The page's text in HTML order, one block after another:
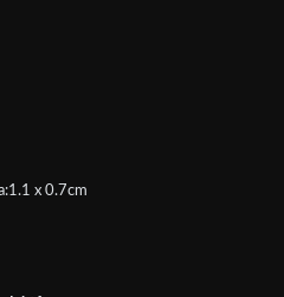
x 0.7cm